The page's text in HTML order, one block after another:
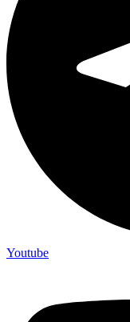
Youtube